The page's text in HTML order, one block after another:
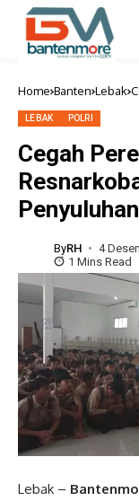
Home Banten Lebak
LEBAK POLRI
Cegah
ByRH
4
1 Mins Read
Lebak –